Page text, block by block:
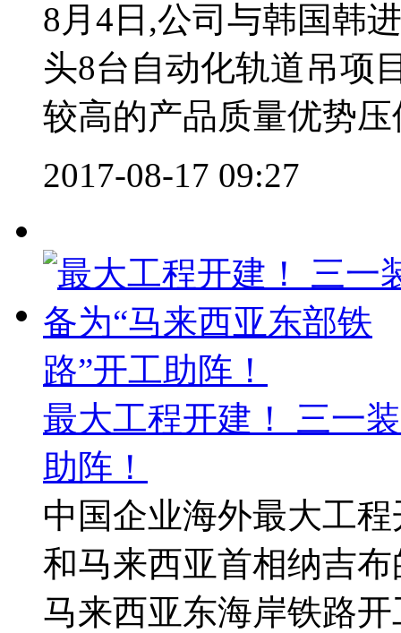
8月4日,公司与韩国韩
头8台自动化轨道吊项
较高的产品质量优势
2017-08-17 09:27
最大工程开建！ 三一
助阵！
中国企业海外最大工
和马来西亚首相纳吉
马来西亚东海岸铁路